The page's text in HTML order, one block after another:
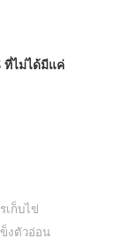
ที่ไม่ได้มีแค่
เก็บไข่
งตัวอ่อน